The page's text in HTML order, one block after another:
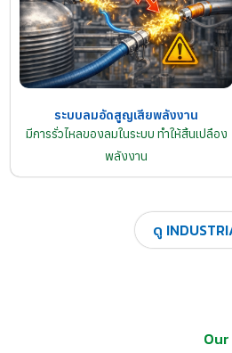
ระบบลมอัดสูญเสียพลังงาน
มีการรั่วไหลของลมในระบบ ทำให้สิ้นเปลือง
พลังงาน
ดู